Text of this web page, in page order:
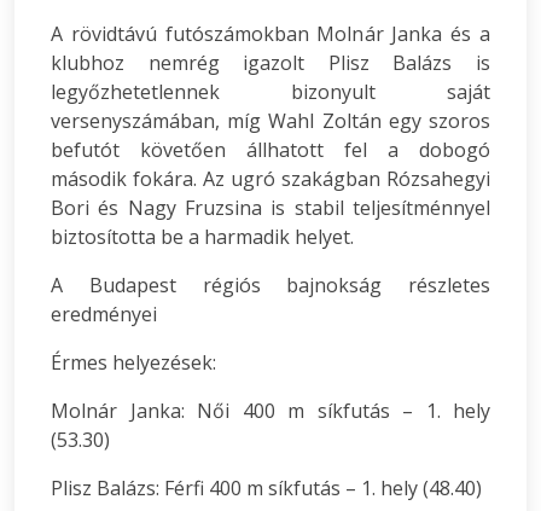
A rövidtávú futószámokban Molnár Janka és a
klubhoz nemrég igazolt Plisz Balázs is
legyőzhetetlennek bizonyult saját
versenyszámában, míg Wahl Zoltán egy szoros
befutót követően állhatott fel a dobogó
második fokára. Az ugró szakágban Rózsahegyi
Bori és Nagy Fruzsina is stabil teljesítménnyel
biztosította be a harmadik helyet.
A Budapest régiós bajnokság részletes
eredményei
Érmes helyezések:
Molnár Janka: Női 400 m síkfutás – 1. hely
(53.30)
Plisz Balázs: Férfi 400 m síkfutás – 1. hely (48.40)